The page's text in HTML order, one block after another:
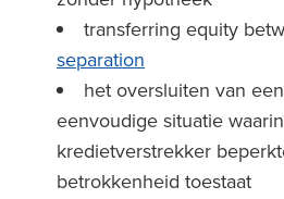
transferring equity
separation
het oversluiten van
eenvoudige situatie
kredietverstrekker
betrokkenheid toestaat